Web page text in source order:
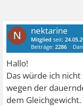
N nektarine
Mitglied seit:
Beiträge:2286
Hallo!
Das würde ich
wegen der
dem Gleichgewicht.